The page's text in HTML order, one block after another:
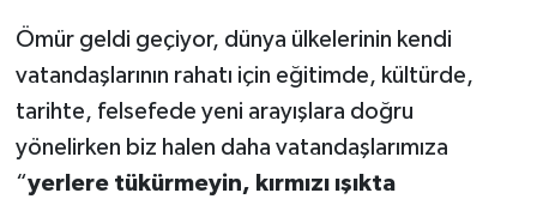
Ömür geldi geçiyor, dünya ülkelerinin kendi
vatandaşlarının rahatı için eğitimde, kültürde,
tarihte, felsefede yeni arayışlara doğru
yönelirken biz halen daha vatandaşlarımıza
“yerlere tükürmeyin, kırmızı ışıkta